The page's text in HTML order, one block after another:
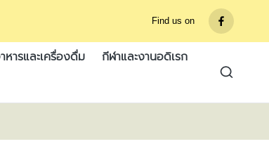
Find us on
รายการ
เมนู
หารและเครื่องดื่ม
กีฬาและงานอดิเรก